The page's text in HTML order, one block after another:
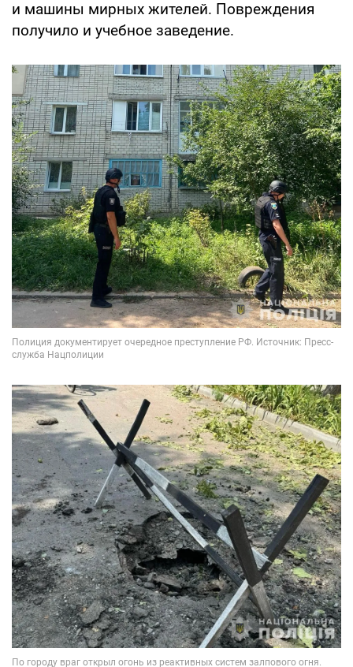
и машины мирных жителей. Повреждения
получило и учебное заведение.